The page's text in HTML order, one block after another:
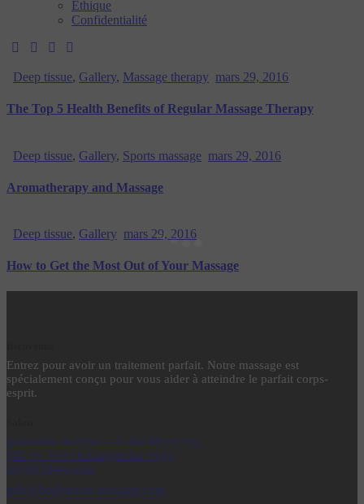
Éthique
Confidentialité
Deep tissue, Gallery, Massage therapy mars 29, 2016
The Top 5 Health Benefits of Regular Massage Therapy
Deep tissue, Gallery, Sports massage mars 29, 2016
Aromatherapy and Massage
Deep tissue, Gallery mars 29, 2016
How to Get the Most Out of Your Massage
Entrez pour avoir un traitement parfait. Notre massage est
spécialement conçu pour vous aider à atteindre le parfait corps-
esprit.
Immeuble Actiplus – à côté Megachip
245 Av. Joseph Cugnot 1er étage
04100 Manosque
info@bodysense-massage.com